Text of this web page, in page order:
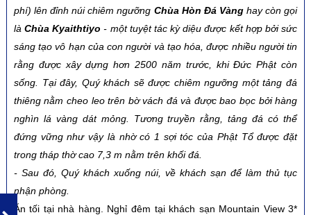
phí) lên đỉnh núi chiêm ngưỡng Chùa Hòn Đá Vànghay còn gọi
làChùa Kyaithtiyo - một tuyệt tác kỳ diệu được kết hợp bởi sức
sáng tạo vô hạn của con người và tạo hóa, được nhiều người tin
rằng được xây dựng hơn 2500 năm trước, khi Đức Phật còn
sống. Tại đây, Quý khách sẽ được chiêm ngưỡng một tảng đá
thiêng nằm cheo leo trên bờ vách đá và được bao bọc bởi hàng
nghìn lá vàng dát mỏng. Tương truyền rằng, tảng đá có thể
đứng vững như vậy là nhờ có 1 sợi tóc của Phật Tổ được đặt
trong tháp thờ cao 7,3 m nằm trên khối đá.
- Sau đó, Quý khách xuống núi, về khách sạn để làm thủ tục
nhận phòng.
Ăn tối tại nhà hàng. Nghỉ đêm tại khách sạn Mountain View 3*